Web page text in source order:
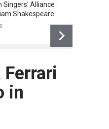
Singers' Alliance
Shakespeare
Ferrari
in